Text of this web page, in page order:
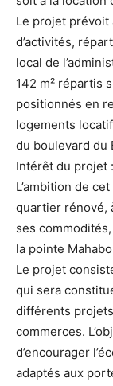
Le projet prévoit
d’activités,
local de
142 m² répartis
positionnés en
logements
du boulevard du
Intérêt du projet :
L’ambition de
quartier rénové,
ses
la pointe
Le projet
qui sera
différents
commerces.
d’encourager
adaptés aux